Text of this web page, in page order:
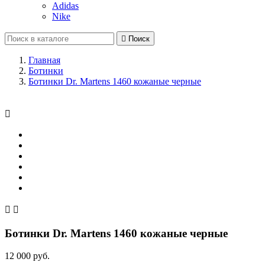
Adidas
Nike
 Поиск
Главная
Ботинки
Ботинки Dr. Martens 1460 кожаные черные

 
Ботинки Dr. Martens 1460 кожаные черные
12 000 руб.